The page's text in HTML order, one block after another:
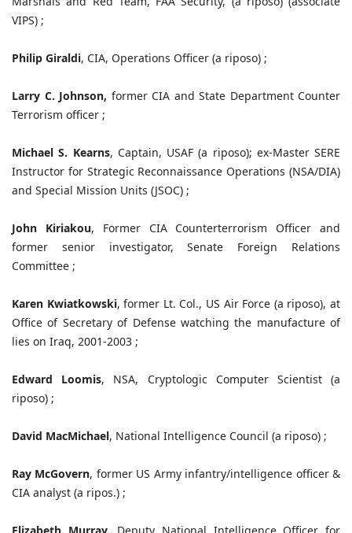
VIPS) ;
Philip Giraldi, CIA, Operations Officer (a riposo) ;
Larry C. Johnson, former CIA and State Department Counter
Terrorism officer ;
Michael S. Kearns, Captain, USAF (a riposo); ex-Master SERE
Instructor for Strategic Reconnaissance Operations (NSA/DIA)
and Special Mission Units (JSOC) ;
John Kiriakou, Former CIA Counterterrorism Officer and
former senior investigator, Senate Foreign Relations
Committee ;
Karen Kwiatkowski, former Lt. Col., US Air Force (a riposo), at
Office of Secretary of Defense watching the manufacture of
lies on Iraq, 2001-2003 ;
Edward Loomis, NSA, Cryptologic Computer Scientist (a
riposo) ;
David MacMichael, National Intelligence Council (a riposo) ;
Ray McGovern, former US Army infantry/intelligence officer &
CIA analyst (a ripos.) ;